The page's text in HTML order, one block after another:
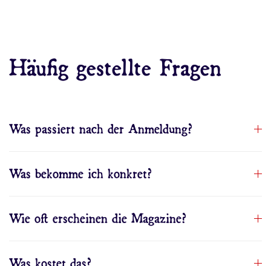
Häufig gestellte Fragen
Was passiert nach der Anmeldung?
Was bekomme ich konkret?
Wie oft erscheinen die Magazine?